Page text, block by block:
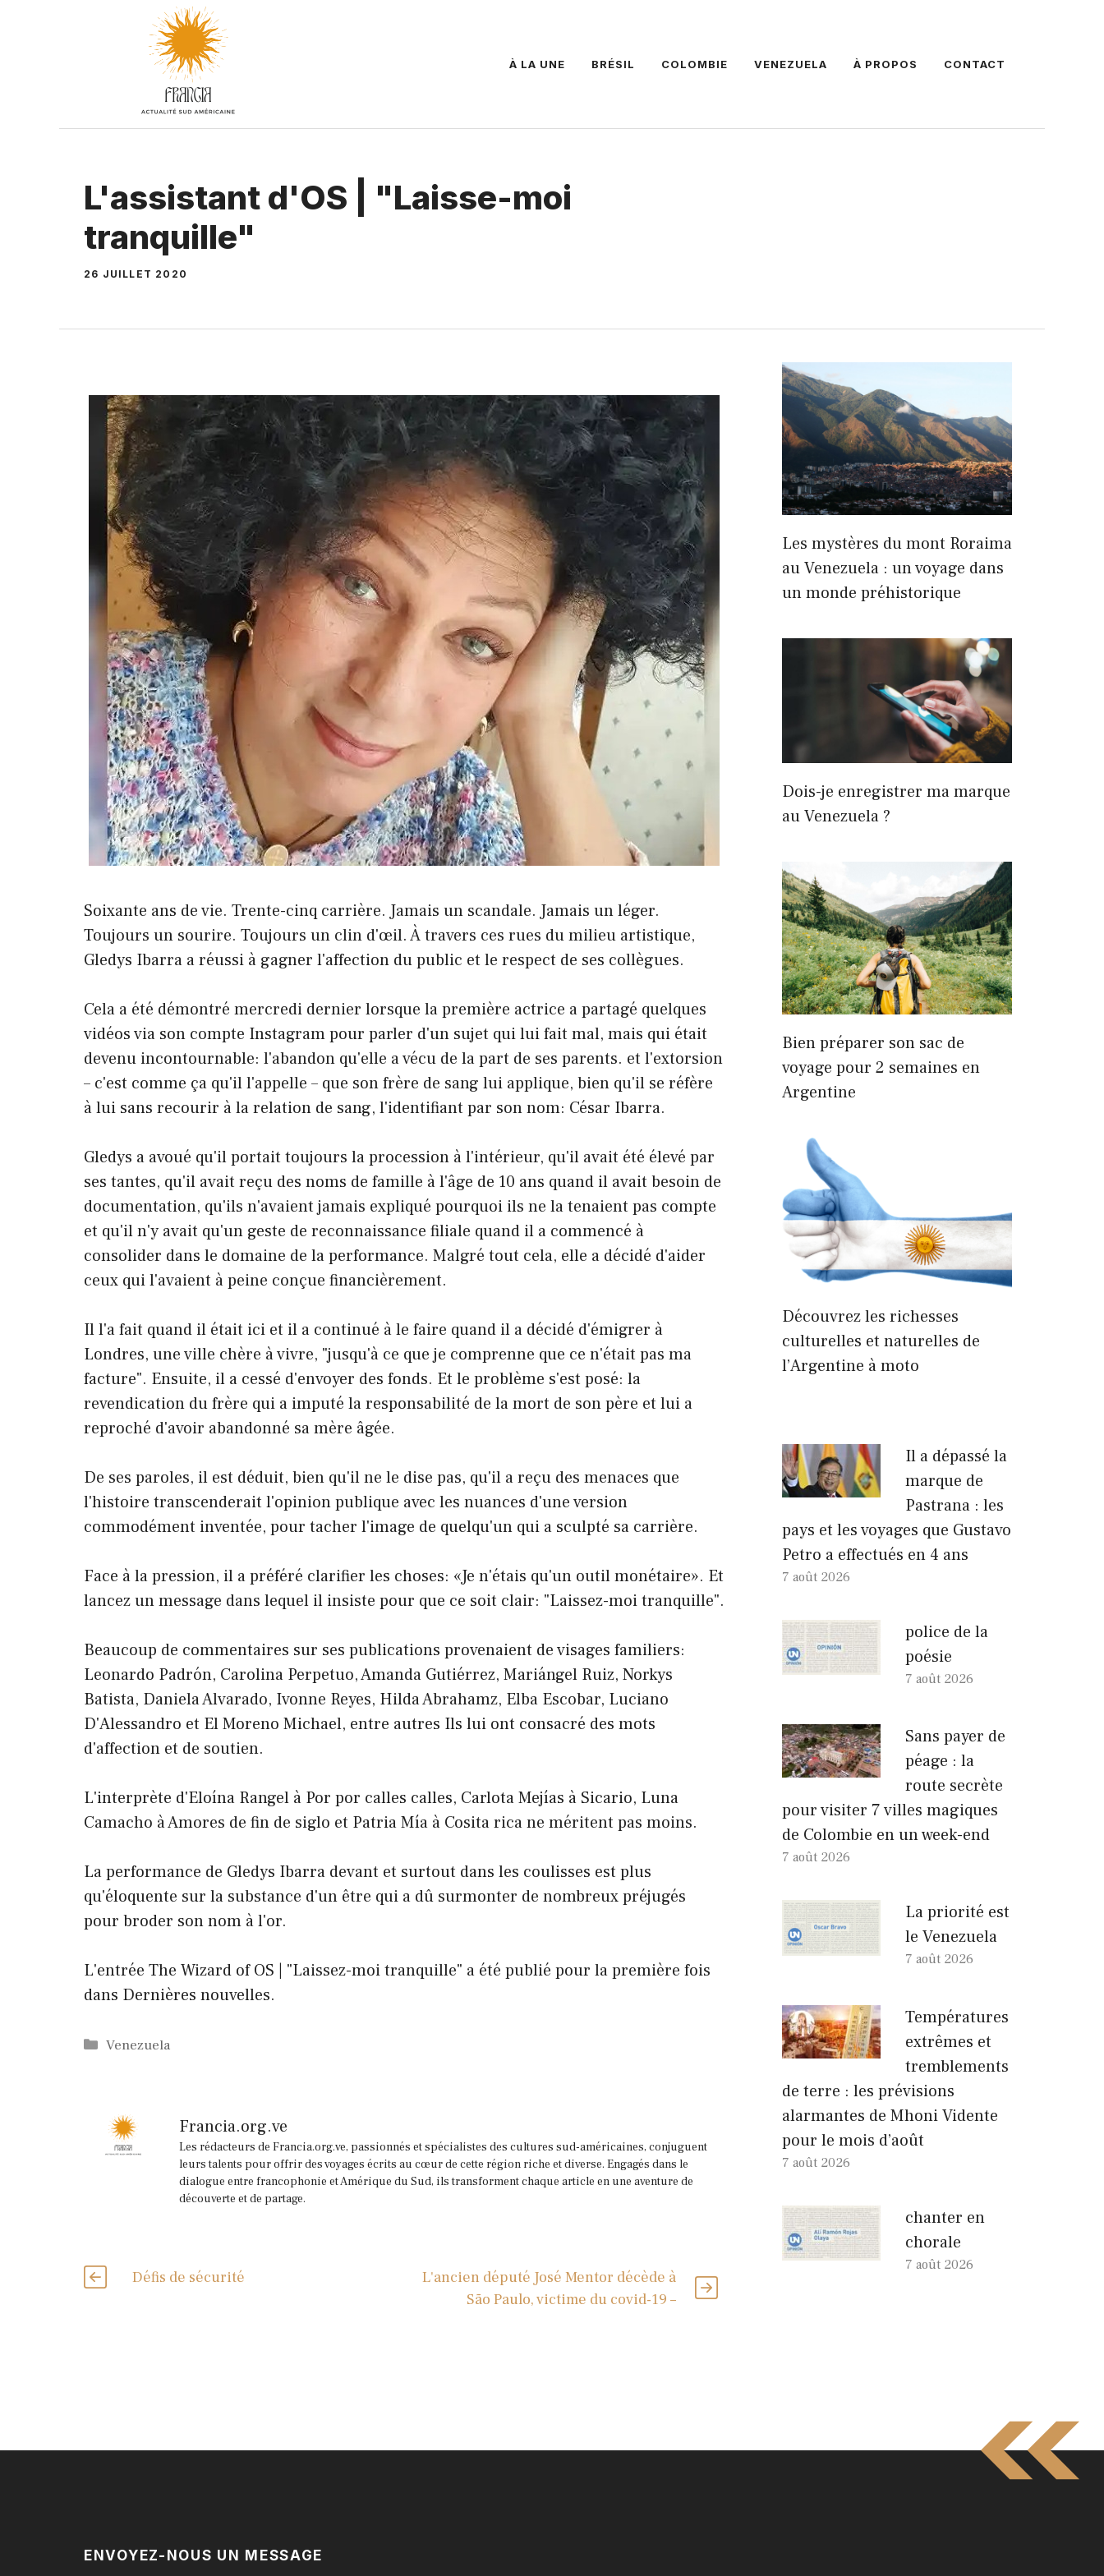
À LA UNE BRÉSIL COLOMBIE VENEZUELA À PROPOS CONTACT
L'assistant d'OS | "Laisse-moi
tranquille"
26 JUILLET 2020
Soixante ans de vie. Trente-cinq carrière. Jamais un scandale. Jamais un léger.
Toujours un sourire. Toujours un clin d'œil. À travers ces rues du milieu artistique,
Gledys Ibarra a réussi à gagner l'affection du public et le respect de ses collègues.
Cela a été démontré mercredi dernier lorsque la première actrice a partagé quelques
vidéos via son compte Instagram pour parler d'un sujet qui lui fait mal, mais qui était
devenu incontournable: l'abandon qu'elle a vécu de la part de ses parents. et l'extorsion
– c'est comme ça qu'il l'appelle – que son frère de sang lui applique, bien qu'il se réfère
à lui sans recourir à la relation de sang, l'identifiant par son nom: César Ibarra.
Gledys a avoué qu'il portait toujours la procession à l'intérieur, qu'il avait été élevé par
ses tantes, qu'il avait reçu des noms de famille à l'âge de 10 ans quand il avait besoin de
documentation, qu'ils n'avaient jamais expliqué pourquoi ils ne la tenaient pas compte
et qu'il n'y avait qu'un geste de reconnaissance filiale quand il a commencé à
consolider dans le domaine de la performance. Malgré tout cela, elle a décidé d'aider
ceux qui l'avaient à peine conçue financièrement.
Il l'a fait quand il était ici et il a continué à le faire quand il a décidé d'émigrer à
Londres, une ville chère à vivre, "jusqu'à ce que je comprenne que ce n'était pas ma
facture". Ensuite, il a cessé d'envoyer des fonds. Et le problème s'est posé: la
revendication du frère qui a imputé la responsabilité de la mort de son père et lui a
reproché d'avoir abandonné sa mère âgée.
De ses paroles, il est déduit, bien qu'il ne le dise pas, qu'il a reçu des menaces que
l'histoire transcenderait l'opinion publique avec les nuances d'une version
commodément inventée, pour tacher l'image de quelqu'un qui a sculpté sa carrière.
Face à la pression, il a préféré clarifier les choses: «Je n'étais qu'un outil monétaire». Et
lancez un message dans lequel il insiste pour que ce soit clair: "Laissez-moi tranquille".
Beaucoup de commentaires sur ses publications provenaient de visages familiers:
Leonardo Padrón, Carolina Perpetuo, Amanda Gutiérrez, Mariángel Ruiz, Norkys
Batista, Daniela Alvarado, Ivonne Reyes, Hilda Abrahamz, Elba Escobar, Luciano
D'Alessandro et El Moreno Michael, entre autres Ils lui ont consacré des mots
d'affection et de soutien.
L'interprète d'Eloína Rangel à Por por calles calles, Carlota Mejías à Sicario, Luna
Camacho à Amores de fin de siglo et Patria Mía à Cosita rica ne méritent pas moins.
La performance de Gledys Ibarra devant et surtout dans les coulisses est plus
qu'éloquente sur la substance d'un être qui a dû surmonter de nombreux préjugés
pour broder son nom à l'or.
L'entrée The Wizard of OS | "Laissez-moi tranquille" a été publié pour la première fois
dans Dernières nouvelles.
Catégories
Venezuela
Francia.org.ve
Les rédacteurs de Francia.org.ve, passionnés et spécialistes des cultures sud-américaines, conjuguent
leurs talents pour offrir des voyages écrits au cœur de cette région riche et diverse. Engagés dans le
dialogue entre francophonie et Amérique du Sud, ils transforment chaque article en une aventure de
découverte et de partage.
Défis de sécurité
L'ancien député José Mentor décède à
São Paulo, victime du covid-19 –
Les mystères du mont Roraima
au Venezuela : un voyage dans
un monde préhistorique
Dois-je enregistrer ma marque
au Venezuela ?
Bien préparer son sac de
voyage pour 2 semaines en
Argentine
Découvrez les richesses
culturelles et naturelles de
l’Argentine à moto
Il a dépassé la
marque de
Pastrana : les
pays et les voyages que Gustavo
Petro a effectués en 4 ans
7 août 2026
police de la
poésie
7 août 2026
Sans payer de
péage : la
route secrète
pour visiter 7 villes magiques
de Colombie en un week-end
7 août 2026
La priorité est
le Venezuela
7 août 2026
Températures
extrêmes et
tremblements
de terre : les prévisions
alarmantes de Mhoni Vidente
pour le mois d’août
7 août 2026
chanter en
chorale
7 août 2026
ENVOYEZ-NOUS UN MESSAGE